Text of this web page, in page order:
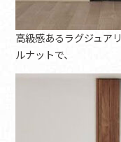
高級感あるラグジュア
ルナットで、